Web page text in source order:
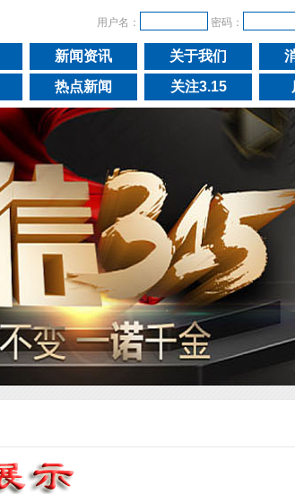
用户名： 密码：
新闻资讯 关于我们
热点新闻 关注3.15